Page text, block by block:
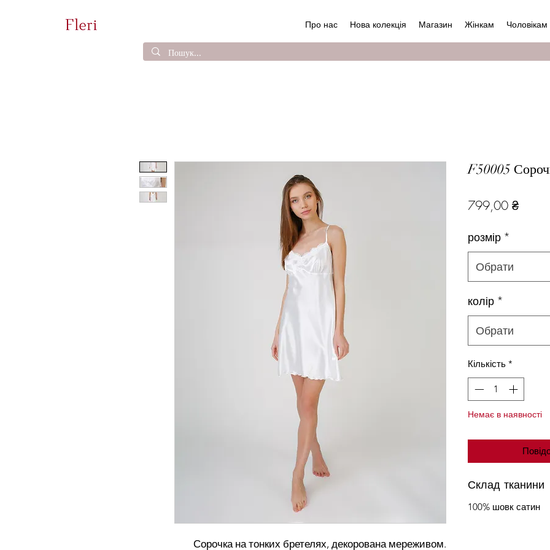
Про нас Нова колекція Магазин Жінкам Чоловікам
Сорочка на тонких бретелях, декорована мереживом.
F50005
799,00 ₴Ціна
розмір *
Обрати
колір *
Обрати
Кількість *
Немає в наявності
Склад тканини
100% шовк сатин